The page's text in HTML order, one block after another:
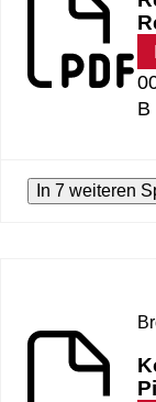
B
In 7 weiteren